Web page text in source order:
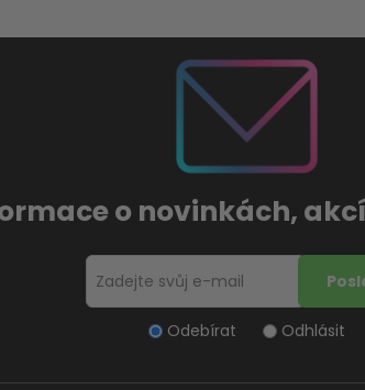
o novinkách,
Odebírat Odhlásit